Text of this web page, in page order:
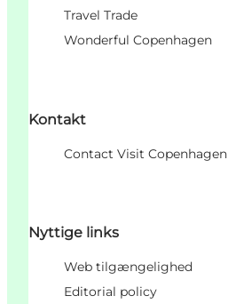
Travel Trade
Wonderful Copenhagen
Kontakt
Contact Visit Copenhagen
Nyttige links
Web tilgængelighed
Editorial policy